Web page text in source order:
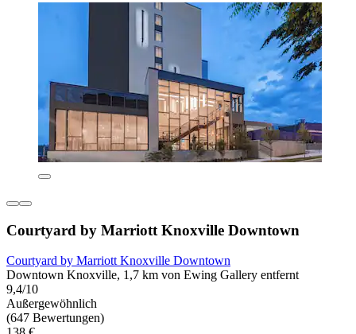
Courtyard by Marriott Knoxville Downtown
Courtyard by Marriott Knoxville Downtown
Downtown Knoxville, 1,7 km von Ewing Gallery entfernt
9,4/10
Außergewöhnlich
(647 Bewertungen)